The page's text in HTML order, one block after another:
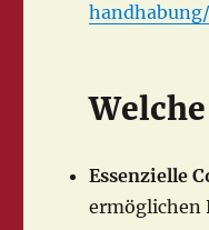
handhabung/
Essenzielle
ermöglichen